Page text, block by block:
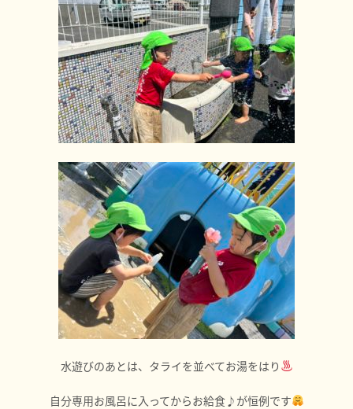
水遊びのあとは、タライを並べてお湯をはり
自分専用お風呂に入ってからお給食♪が恒例です